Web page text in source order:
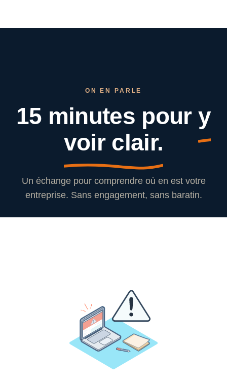
ON EN PARLE
15 minutes pour y
voir clair.
Un échange pour comprendre où en est votre
entreprise. Sans engagement, sans baratin.